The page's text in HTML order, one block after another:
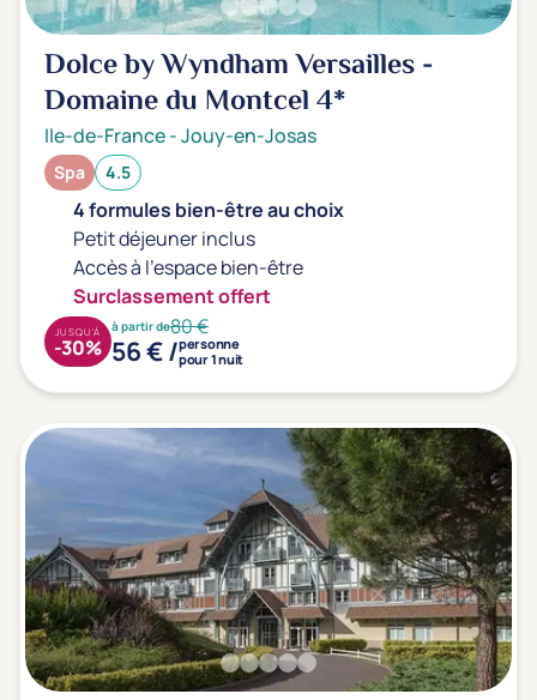
Dolce by Wyndham Versailles -
Domaine du Montcel4*
Ile-de-France-Jouy-en-Josas
Spa 4.5
4 formules bien-être au choix
Petit déjeuner inclus
Accès à l'espace bien-être
Surclassement offert
à partir de80 €
56 € /personne
pour 1 nuit
JUSQU'À
-30%